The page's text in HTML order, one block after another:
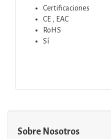
Certificaciones
CE , EAC
RoHS
Sí
Sobre Nosotros